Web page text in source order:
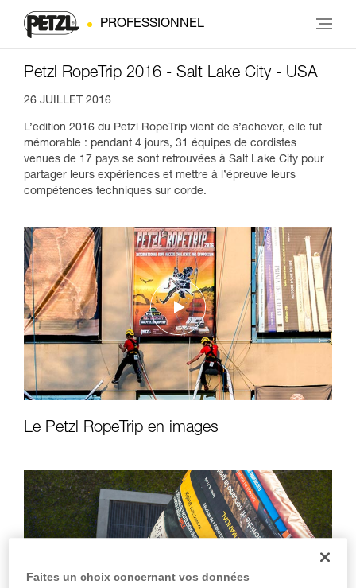
PROFESSIONNEL
Petzl RopeTrip 2016 - Salt Lake City - USA
26 JUILLET 2016
L’édition 2016 du Petzl RopeTrip vient de s’achever, elle fut
mémorable : pendant 4 jours, 31 équipes de cordistes
venues de 17 pays se sont retrouvées à Salt Lake City pour
partager leurs expériences et mettre à l’épreuve leurs
compétences techniques sur corde.
Le Petzl RopeTrip en images
Faites un choix concernant vos données